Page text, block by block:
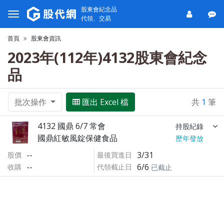
股東會紀念品
代領、交易
首頁 股東會資訊
2023年(112年)4132股東會紀念
品
批次操作 匯出 Excel 檔 共 1 筆
4132 國鼎 6/7 常會 持股紀錄
國鼎紅敏風錠保健食品
歷年發放
股價
--
收購 --
最後買進日 3/31
代領截止日 6/6 已截止